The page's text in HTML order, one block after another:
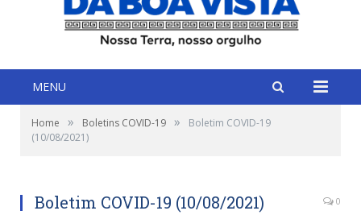
MENU
Home » Boletins COVID-19 »
Boletim COVID-19
(10/08/2021)
Boletim COVID-19 (10/08/2021) 0